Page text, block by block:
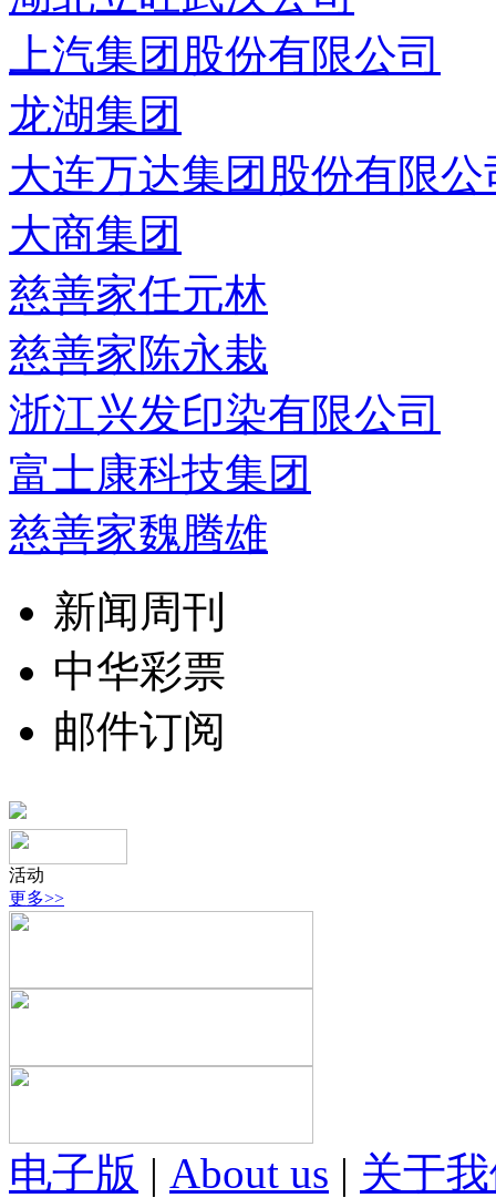
上汽集团股份有限公司
龙湖集团
大连万达集团股份有限公
大商集团
慈善家任元林
慈善家陈永栽
浙江兴发印染有限公司
富士康科技集团
慈善家魏腾雄
新闻周刊
中华彩票
邮件订阅
活动
更多>>
电子版 | About us | 关于